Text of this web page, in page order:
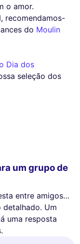
o amor.
recomendamos-
do Moulin
Dia dos
seleção dos
um grupo de
entre amigos…
Um
uma resposta